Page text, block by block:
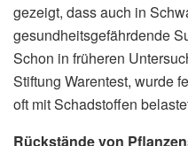
gezeigt, dass auch in
gesundheitsgefährdende
Schon in früheren
Stiftung Warentest, wurde
oft mit Schadstoffen
Rückstände von